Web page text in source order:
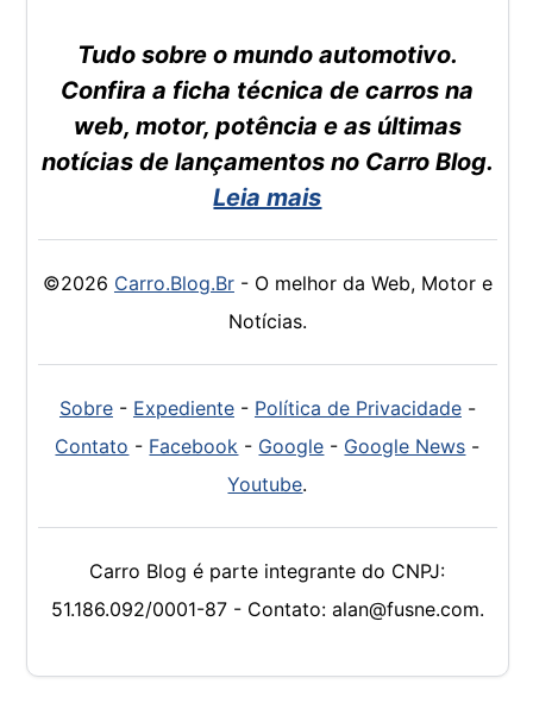
Tudo sobre o mundo automotivo.
Confira a ficha técnica de carros na
web, motor, potência e as últimas
notícias de lançamentos no Carro Blog.
Leia mais
©2026 Carro.Blog.Br- O melhor da Web, Motor e
Notícias.
Sobre- Expediente- Política de Privacidade-
Contato - Facebook - Google - Google News -
Youtube.
Carro Blog é parte integrante do CNPJ:
51.186.092/0001-87 - Contato: alan@fusne.com.